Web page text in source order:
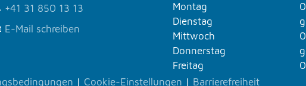
+41 31 850 13 13
E-Mail schreiben
Montag
Dienstag
Mittwoch
Donnerstag
Freitag
| Cookie-Einstellungen | Barrierefreiheit